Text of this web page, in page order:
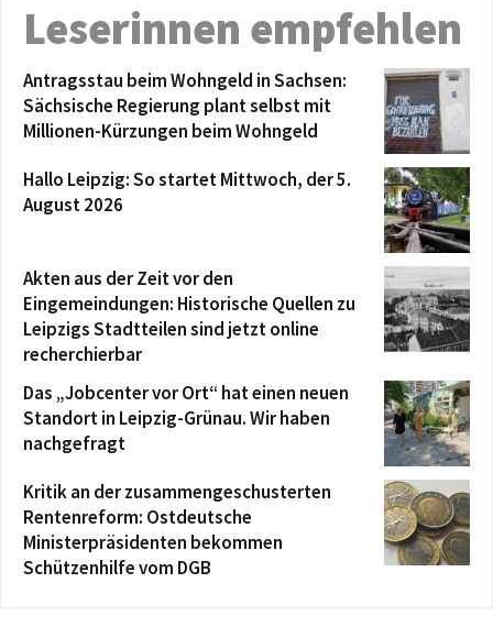
Leserinnen empfehlen
Antragsstau beim Wohngeld in Sachsen:
Sächsische Regierung plant selbst mit
Millionen-Kürzungen beim Wohngeld
Hallo Leipzig: So startet Mittwoch, der 5.
August 2026
Akten aus der Zeit vor den
Eingemeindungen: Historische Quellen zu
Leipzigs Stadtteilen sind jetzt online
recherchierbar
Das „Jobcenter vor Ort“ hat einen neuen
Standort in Leipzig-Grünau. Wir haben
nachgefragt
Kritik an der zusammengeschusterten
Rentenreform: Ostdeutsche
Ministerpräsidenten bekommen
Schützenhilfe vom DGB